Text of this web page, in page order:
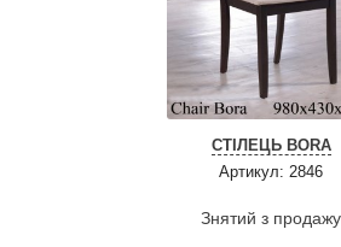
СТІЛЕЦЬ BORA
Артикул: 2846
Знятий з продажу